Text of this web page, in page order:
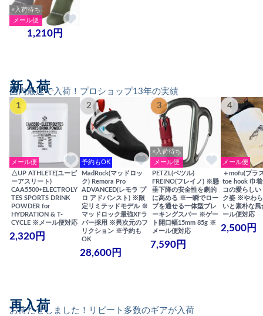
×入荷待ち
メール便
1,210円
国内最速で入荷！プロショップ13年の実績
新入荷
1
メール便
△UP ATHLETE(ユーピ
ーアスリート)
CAA5500+ELECTROLY
TES SPORTS DRINK
POWDER for
HYDRATION & T-
CYCLE ※メール便対応
2,320円
2
予約もOK
MadRock(マッドロッ
ク) Remora Pro
ADVANCED(レモラ プ
ロ アドバンスト) ※限
定リミテッドモデル ※
マッドロック最強XFラ
バー採用 ※異次元のフ
リクション ※予約も
OK
28,600円
3
×入荷待ち
メール便
PETZL(ペツル)
FREINO(フレイノ) ※懸
垂下降の安全性を劇的
に高める ※一瞬でロー
プを通せる一体型ブレ
ーキングスパー ※ゲー
ト開口幅15mm 85g ※
メール便対応
7,590円
4
メール便
＋mofu(プラ
toe hook 巾
コの愛らしい
ク姿 ※やわ
いと素朴な
ール便対応
2,500円
お待たせしました！リピート多数のギアが入荷
再入荷